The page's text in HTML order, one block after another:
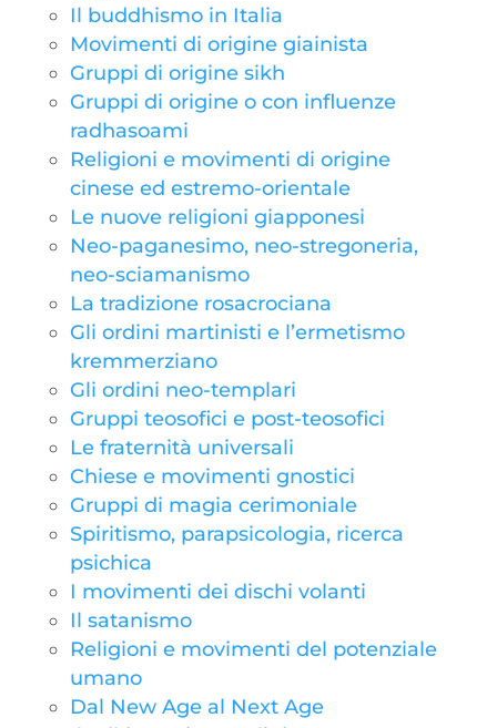
Il buddhismo in Italia
Movimenti di origine giainista
Gruppi di origine sikh
Gruppi di origine o con influenze
radhasoami
Religioni e movimenti di origine
cinese ed estremo-orientale
Le nuove religioni giapponesi
Neo-paganesimo, neo-stregoneria,
neo-sciamanismo
La tradizione rosacrociana
Gli ordini martinisti e l’ermetismo
kremmerziano
Gli ordini neo-templari
Gruppi teosofici e post-teosofici
Le fraternità universali
Chiese e movimenti gnostici
Gruppi di magia cerimoniale
Spiritismo, parapsicologia, ricerca
psichica
I movimenti dei dischi volanti
Il satanismo
Religioni e movimenti del potenziale
umano
Dal New Age al Next Age